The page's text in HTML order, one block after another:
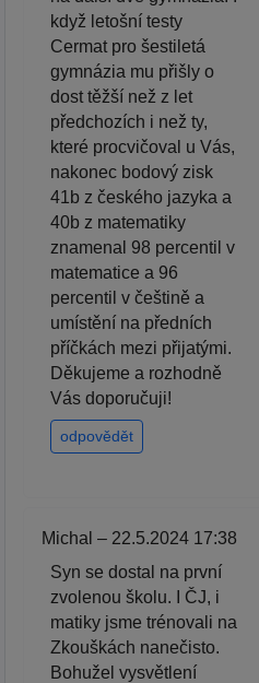
když letošní testy
Cermat pro šestiletá
gymnázia mu přišly o
dost těžší než z let
předchozích i než ty,
které procvičoval u Vás,
nakonec bodový zisk
41b z českého jazyka a
40b z matematiky
znamenal 98 percentil v
matematice a 96
percentil v češtině a
umístění na předních
příčkách mezi přijatými.
Děkujeme a rozhodně
Vás doporučuji!
odpovědět
Michal – 22.5.2024 17:38
Syn se dostal na první
zvolenou školu. I ČJ, i
matiky jsme trénovali na
Zkouškách nanečisto.
Bohužel vysvětlení